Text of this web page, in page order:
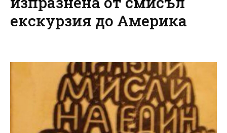
екскурзия до Америка